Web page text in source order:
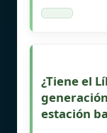
¿Tiene el
estación